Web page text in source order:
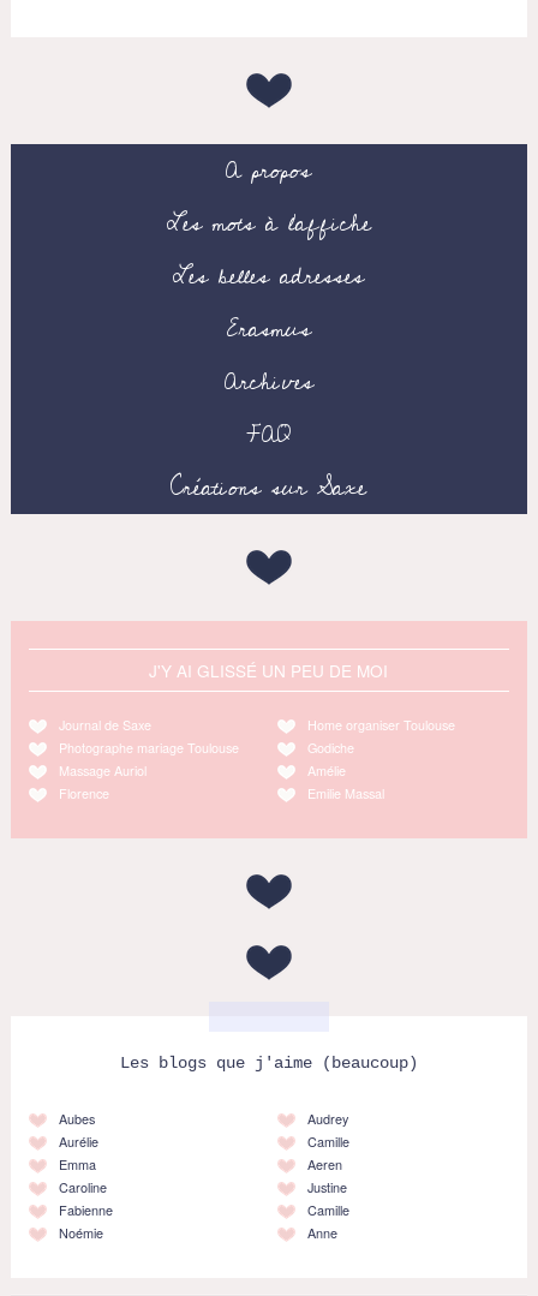
A propos
Les mots à l’affiche
Les belles adresses
Erasmus
Archives
FAQ
Créations sur Saxe
J'Y AI GLISSÉ UN PEU DE MOI
Journal de Saxe
Photographe mariage Toulouse
Massage Auriol
Florence
Home organiser Toulouse
Godiche
Amélie
Emilie Massal
Les blogs que j'aime (beaucoup)
Aubes
Aurélie
Emma
Caroline
Fabienne
Noémie
Audrey
Camille
Aeren
Justine
Camille
Anne